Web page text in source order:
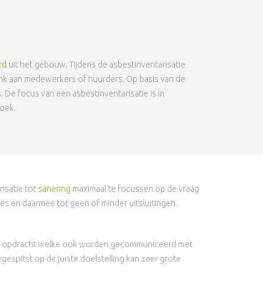
uit het gebouw. Tijdens de asbestinventarisatie
medewerkers of huurders. Op basis van de
focus van een asbestinventarisatie is in
tot sanering maximaal te focussen op de vraag
en daarmee tot geen of minder uitsluitingen.
welke ook worden gecommuniceerd met
op de juiste doelstelling kan zeer grote